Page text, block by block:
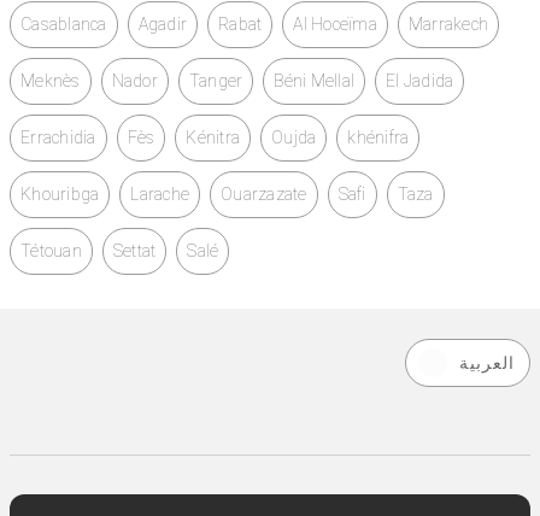
Casablanca Agadir Rabat Al Hoceïma Marrakech
Meknès Nador Tanger Béni Mellal El Jadida
Errachidia Fès Kénitra Oujda khénifra
Khouribga Larache Ouarzazate Safi Taza
Tétouan Settat Salé
العربية